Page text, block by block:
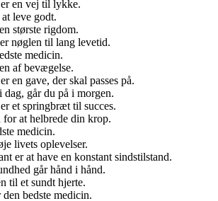
en vej til lykke.
leve godt.
største rigdom.
nøglen til lang levetid.
medicin.
af bevægelse.
en gave, der skal passes på.
dag, går du på i morgen.
et springbræt til succes.
at helbrede din krop.
medicin.
livets oplevelser.
er at have en konstant sindstilstand.
går hånd i hånd.
til et sundt hjerte.
bedste medicin.